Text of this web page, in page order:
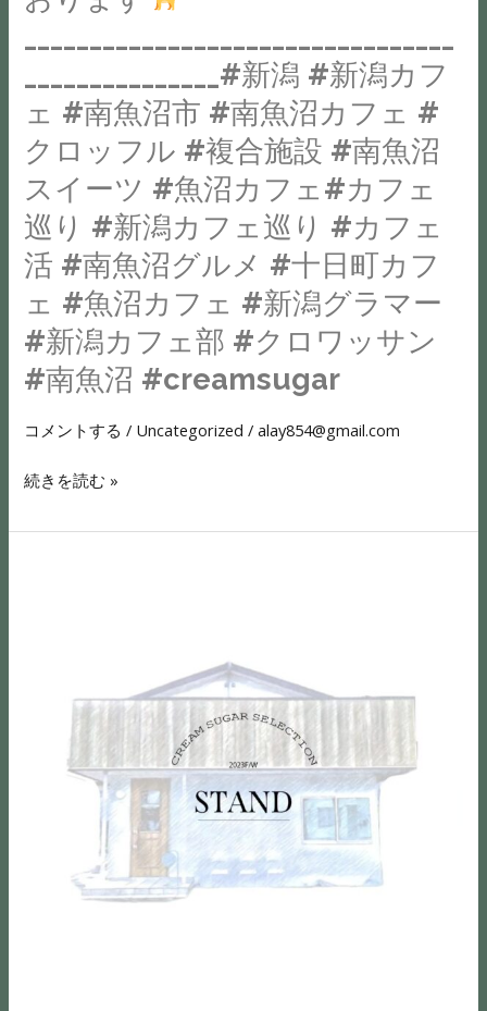
組
要
か
な
と
思
い
立
ち
レ
ブ
な
ー
#
複
合
施
設
#
韓
フ
ェ
ア
魚
カ
ス
に
種
セ
ッ
シ
ョ
ン
を
開
催
い
た
き
_______________#新潟 #新潟カフ
ェ #南魚沼市 #南魚沼カフェ #
クロッフル #複合施設 #南魚沼
スイーツ #魚沼カフェ#カフェ
巡り #新潟カフェ巡り #カフェ
活 #南魚沼グルメ #十日町カフ
ェ #魚沼カフェ #新潟グラマー
#新潟カフェ部 #クロワッサン
#南魚沼 #creamsugar
コメントする / Uncategorized /alay854@gmail.com
ャ
ラ
メ
ル
レ
ッ
ツ
ル
塩
っ
の
効
た
続きを読む »